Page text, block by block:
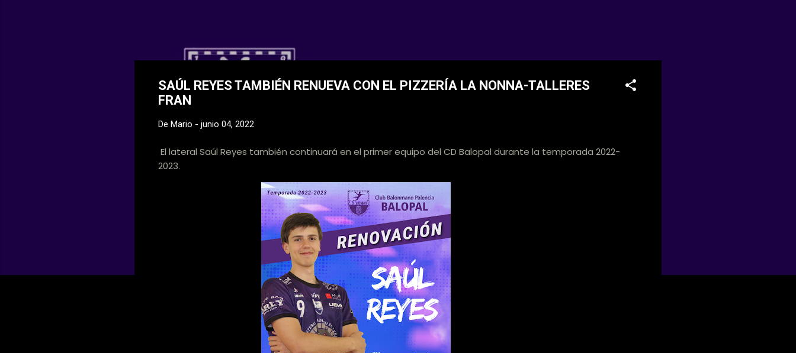
SAÚL REYES TAMBIÉN RENUEVA CON EL PIZZERÍA LA NONNA-TALLERES
FRAN
De Mario - junio 04, 2022
El lateral Saúl Reyes también continuará en el primer equipo del CD Balopal durante la temporada 2022-
2023.